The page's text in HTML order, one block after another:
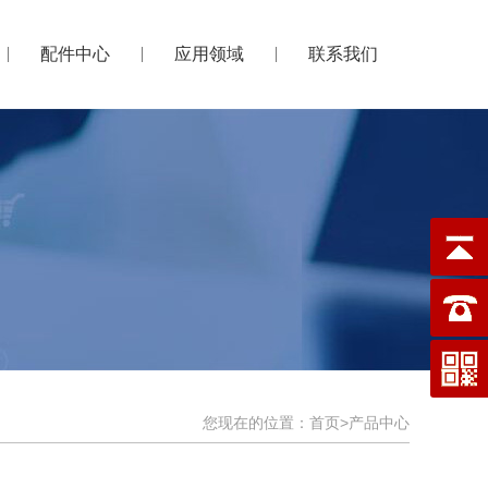
配件中心 应用领域 联系我们
您现在的位置： 首页>产品中心